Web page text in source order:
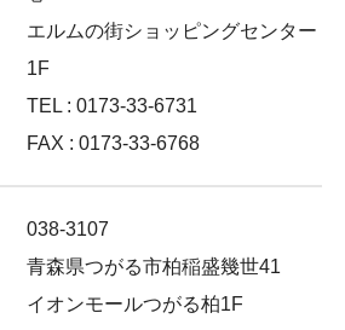
エルムの街ショッピングセンター
1F
TEL : 0173-33-6731
FAX : 0173-33-6768
038-3107
青森県つがる市柏稲盛幾世41
イオンモールつがる柏1F